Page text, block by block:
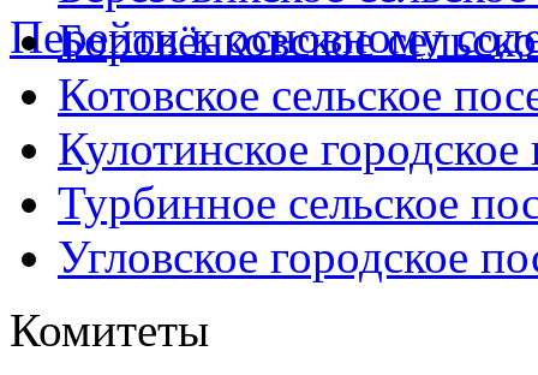
Перейти к основному
Боровёнковское
Котовское сельское
Кулотинское городское
Турбинное сельское
Угловское городское
Комитеты